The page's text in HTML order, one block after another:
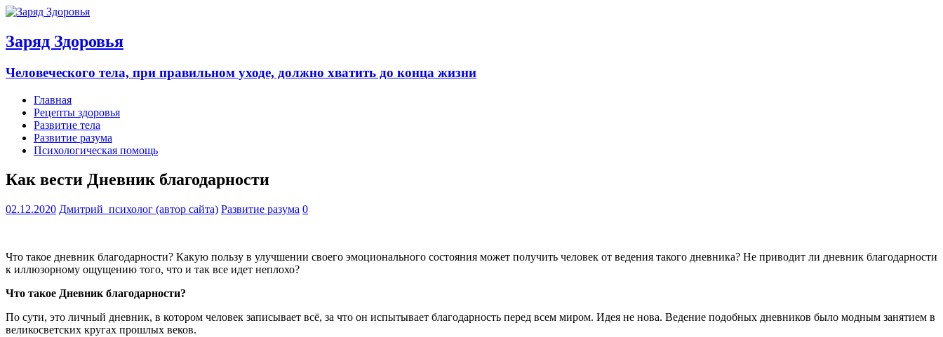
Заряд Здоровья
Человеческого тела, при правильном уходе, должно хватить до конца жизни
Главная
Рецепты здоровья
Развитие тела
Развитие разума
Психологическая помощь
Как вести Дневник благодарности
02.12.2020 Дмитрий_психолог (автор сайта) Развитие разума 0
Что такое дневник благодарности? Какую пользу в улучшении своего эмоционального состояния может получить человек от ведения такого дневника? Не приводит ли дневник благодарности
к иллюзорному ощущению того, что и так все идет неплохо?
Что такое Дневник благодарности?
По сути, это личный дневник, в котором человек записывает всё, за что он испытывает благодарность перед всем миром. Идея не нова. Ведение подобных дневников было модным занятием в
великосветских кругах прошлых веков.